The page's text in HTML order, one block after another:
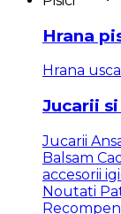
Hrana
Hrana
Jucarii
Jucarii
Balsam
accesorii
Noutati